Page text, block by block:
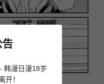
告
韩漫日漫18岁
开！